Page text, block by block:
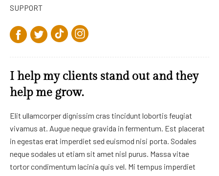
SUPPORT
I help my clients stand out and they
help me grow.
Elit ullamcorper dignissim cras tincidunt lobortis feugiat
vivamus at. Augue neque gravida in fermentum. Est placerat
in egestas erat imperdiet sed euismod nisi porta. Sodales
neque sodales ut etiam sit amet nisl purus. Massa vitae
tortor condimentum lacinia quis vel. Mi tempus imperdiet